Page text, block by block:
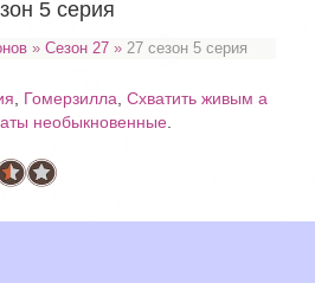
» Сезон 27 » 27 сезон 5 серия
Гомерзилла Схватить живым а
необыкновенные